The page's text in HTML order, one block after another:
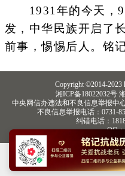
1931年的今天，9
发，中华民族开启了
前事，惕惕后人。铭
Copyright ©2014-2023
湘ICP备18022032号
中央网信办违法和不良信息举报中
不良信息举报电话：0731-
纠错电话：
QQ